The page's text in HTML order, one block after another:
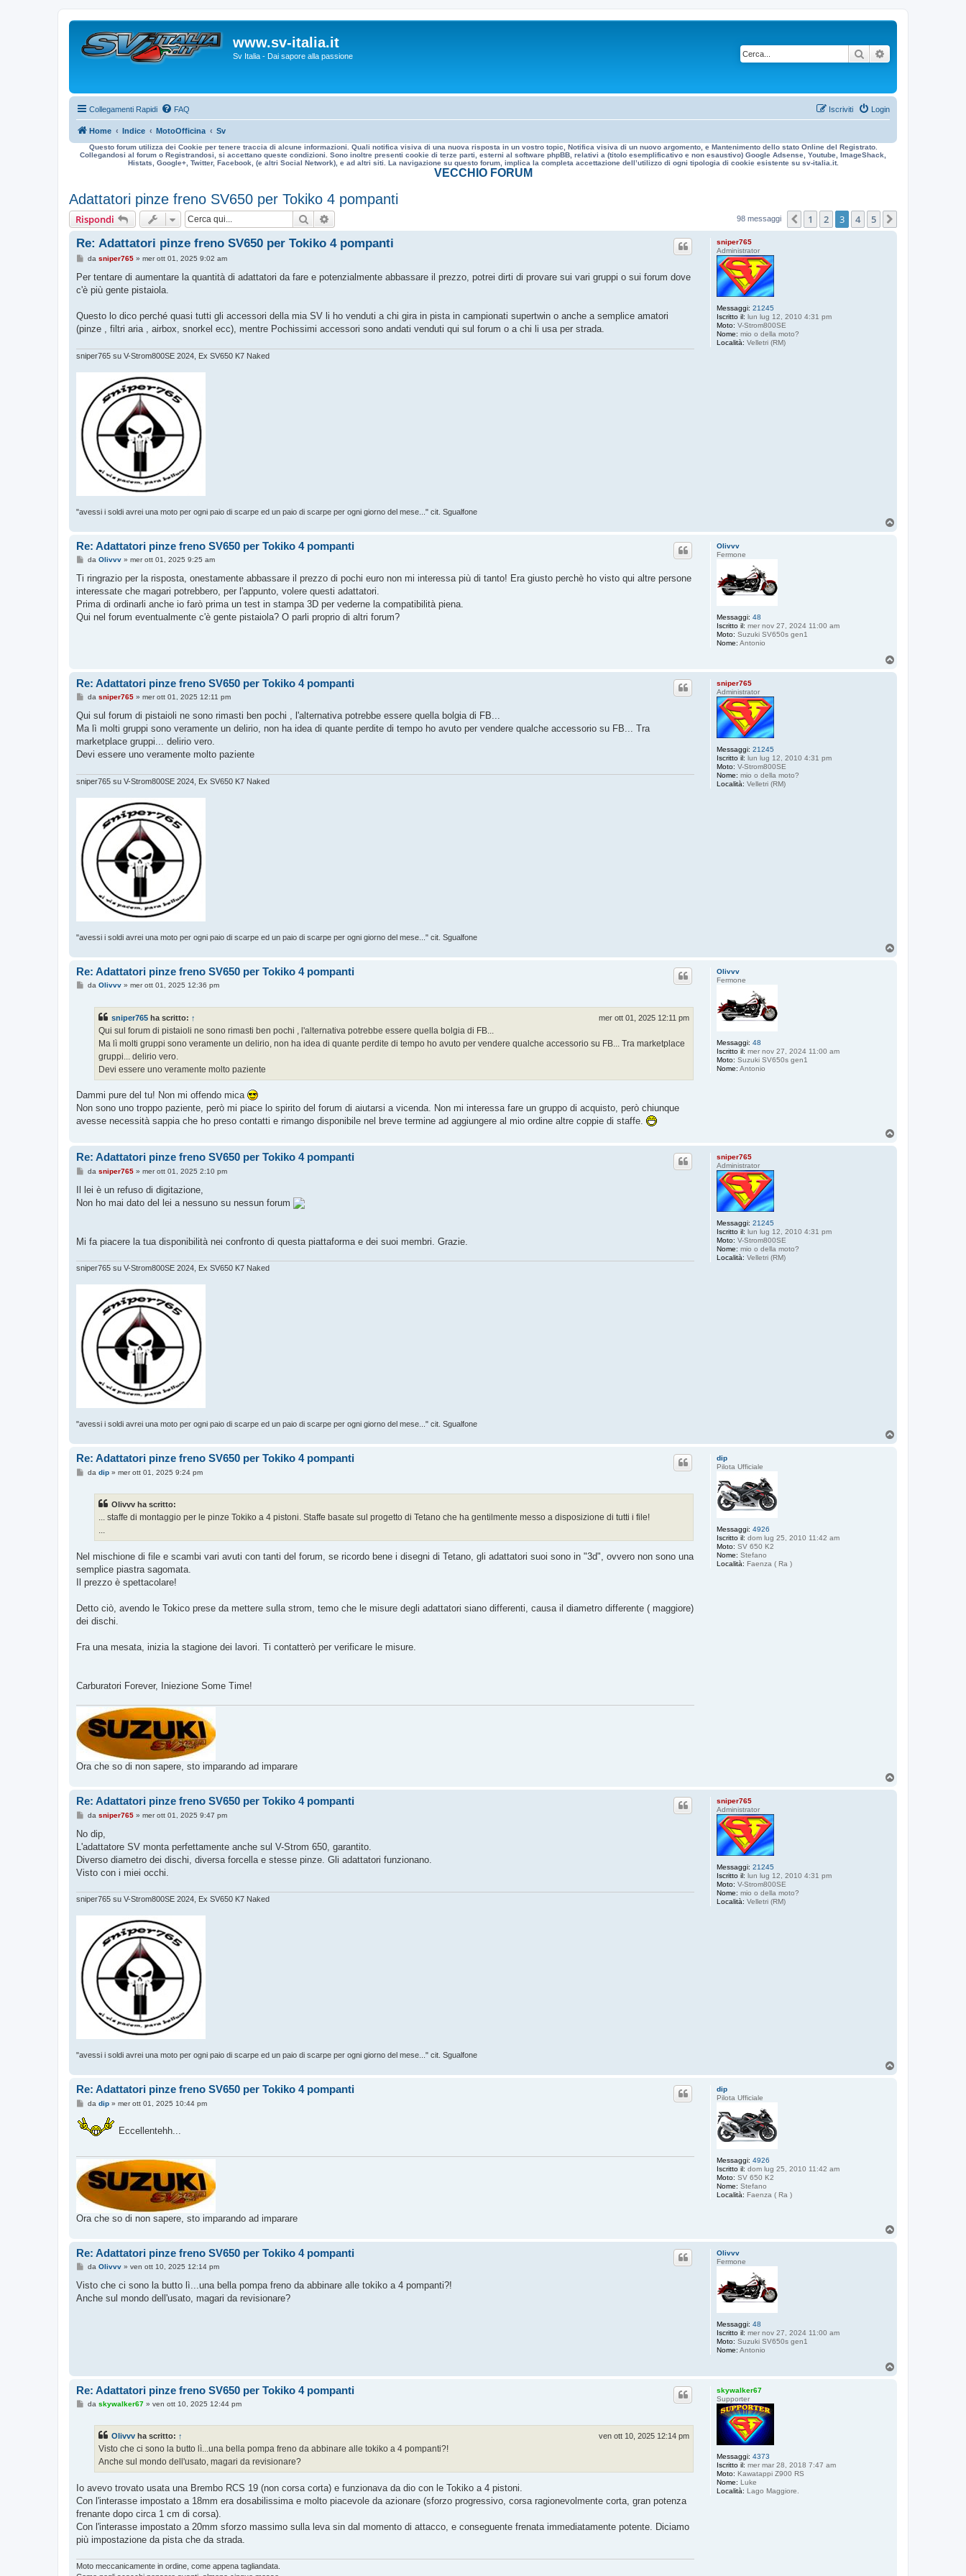
www.sv-italia.it
Sv Italia - Dai sapore alla passione Cerca
Collegamenti Rapidi FAQ Login
Iscriviti
Home Indice MotoOfficina Sv
Questo forum utilizza dei Cookie per tenere traccia di alcune informazioni. Quali notifica visiva di una nuova risposta in un vostro topic, Notifica visiva di un nuovo argomento, e Mantenimento dello stato Online del Registrato.
Collegandosi al forum o Registrandosi, si accettano queste condizioni. Sono inoltre presenti cookie di terze parti, esterni al software phpBB, relativi a (titolo esemplificativo e non esaustivo) Google Adsense, Youtube, ImageShack,
Histats, Google+, Twitter, Facebook, (e altri Social Network), e ad altri siti. La navigazione su questo forum, implica la completa accettazione dell’utilizzo di ogni tipologia di cookie esistente su sv-italia.it.
VECCHIO FORUM
Adattatori pinze freno SV650 per Tokiko 4 pompanti
Rispondi Cerca 98 messaggi Precedente
1 2 3 4 5
sniper765
Administrator
Messaggi: 21245
Iscritto il: lun lug 12, 2010 4:31 pm
Moto: V-Strom800SE
Nome: mio o della moto?
Località: Velletri (RM)
Re: Adattatori pinze freno SV650 per Tokiko 4 pompanti
M
s
a
i
o
da sniper765» mer ott 01, 2025 9:02 am
Per tentare di aumentare la quantità di adattatori da fare e potenzialmente abbassare il prezzo, potrei dirti di provare sui vari gruppi o sui forum dove
c'è più gente pistaiola.
Questo lo dico perché quasi tutti gli accessori della mia SV li ho venduti a chi gira in pista in campionati supertwin o anche a semplice amatori
(pinze , filtri aria , airbox, snorkel ecc), mentre Pochissimi accessori sono andati venduti qui sul forum o a chi li usa per strada.
sniper765 su V-Strom800SE 2024, Ex SV650 K7 Naked
"avessi i soldi avrei una moto per ogni paio di scarpe ed un paio di scarpe per ogni giorno del mese..." cit. Sgualfone
Olivvv
Fermone
Messaggi: 48
Iscritto il: mer nov 27, 2024 11:00 am
Moto: Suzuki SV650s gen1
Nome: Antonio
Re: Adattatori pinze freno SV650 per Tokiko 4 pompanti
M
s
a
g
i
da Olivvv» mer ott 01, 2025 9:25 am
Ti ringrazio per la risposta, onestamente abbassare il prezzo di pochi euro non mi interessa più di tanto! Era giusto perchè ho visto qui altre persone
interessate che magari potrebbero, per l'appunto, volere questi adattatori.
Prima di ordinarli anche io farò prima un test in stampa 3D per vederne la compatibilità piena.
Qui nel forum eventualmente c'è gente pistaiola? O parli proprio di altri forum?
sniper765
Administrator
Messaggi: 21245
Iscritto il: lun lug 12, 2010 4:31 pm
Moto: V-Strom800SE
Nome: mio o della moto?
Località: Velletri (RM)
Re: Adattatori pinze freno SV650 per Tokiko 4 pompanti
M
s
a
g
i
da sniper765» mer ott 01, 2025 12:11 pm
Qui sul forum di pistaioli ne sono rimasti ben pochi , l'alternativa potrebbe essere quella bolgia di FB...
Ma lì molti gruppi sono veramente un delirio, non ha idea di quante perdite di tempo ho avuto per vendere qualche accessorio su FB... Tra
marketplace gruppi... delirio vero.
Devi essere uno veramente molto paziente
sniper765 su V-Strom800SE 2024, Ex SV650 K7 Naked
"avessi i soldi avrei una moto per ogni paio di scarpe ed un paio di scarpe per ogni giorno del mese..." cit. Sgualfone
Olivvv
Fermone
Messaggi: 48
Iscritto il: mer nov 27, 2024 11:00 am
Moto: Suzuki SV650s gen1
Nome: Antonio
Re: Adattatori pinze freno SV650 per Tokiko 4 pompanti
Mda Olivvv» mer ott 01, 2025 12:36 pm
sniper765 ha scritto: ↑ mer ott 01, 2025 12:11 pm
Qui sul forum di pistaioli ne sono rimasti ben pochi , l'alternativa potrebbe essere quella bolgia di FB...
Ma lì molti gruppi sono veramente un delirio, non ha idea di quante perdite di tempo ho avuto per vendere qualche accessorio su FB... Tra marketplace
gruppi... delirio vero.
Devi essere uno veramente molto paziente
Dammi pure del tu! Non mi offendo mica
Non sono uno troppo paziente, però mi piace lo spirito del forum di aiutarsi a vicenda. Non mi interessa fare un gruppo di acquisto, però chiunque
avesse necessità sappia che ho preso contatti e rimango disponibile nel breve termine ad aggiungere al mio ordine altre coppie di staffe.
sniper765
Administrator
Messaggi: 21245
Iscritto il: lun lug 12, 2010 4:31 pm
Moto: V-Strom800SE
Nome: mio o della moto?
Località: Velletri (RM)
Re: Adattatori pinze freno SV650 per Tokiko 4 pompanti
M
s
a
o
da sniper765» mer ott 01, 2025 2:10 pm
Il lei è un refuso di digitazione,
Non ho mai dato del lei a nessuno su nessun forum
Mi fa piacere la tua disponibilità nei confronto di questa piattaforma e dei suoi membri. Grazie.
sniper765 su V-Strom800SE 2024, Ex SV650 K7 Naked
"avessi i soldi avrei una moto per ogni paio di scarpe ed un paio di scarpe per ogni giorno del mese..." cit. Sgualfone
dip
Pilota Ufficiale
Messaggi: 4926
Iscritto il: dom lug 25, 2010 11:42 am
Moto: SV 650 K2
Nome: Stefano
Località: Faenza ( Ra )
Re: Adattatori pinze freno SV650 per Tokiko 4 pompanti
Mda dip» mer ott 01, 2025 9:24 pm
Olivvv ha scritto:
... staffe di montaggio per le pinze Tokiko a 4 pistoni. Staffe basate sul progetto di Tetano che ha gentilmente messo a disposizione di tutti i file!
...
Nel mischione di file e scambi vari avuti con tanti del forum, se ricordo bene i disegni di Tetano, gli adattatori suoi sono in "3d", ovvero non sono una
semplice piastra sagomata.
Il prezzo è spettacolare!
Detto ciò, avendo le Tokico prese da mettere sulla strom, temo che le misure degli adattatori siano differenti, causa il diametro differente ( maggiore)
dei dischi.
Fra una mesata, inizia la stagione dei lavori. Ti contatterò per verificare le misure.
Carburatori Forever, Iniezione Some Time!
Ora che so di non sapere, sto imparando ad imparare
sniper765
Administrator
Messaggi: 21245
Iscritto il: lun lug 12, 2010 4:31 pm
Moto: V-Strom800SE
Nome: mio o della moto?
Località: Velletri (RM)
Re: Adattatori pinze freno SV650 per Tokiko 4 pompanti
M
s
a
g
i
da sniper765» mer ott 01, 2025 9:47 pm
No dip,
L'adattatore SV monta perfettamente anche sul V-Strom 650, garantito.
Diverso diametro dei dischi, diversa forcella e stesse pinze. Gli adattatori funzionano.
Visto con i miei occhi.
sniper765 su V-Strom800SE 2024, Ex SV650 K7 Naked
"avessi i soldi avrei una moto per ogni paio di scarpe ed un paio di scarpe per ogni giorno del mese..." cit. Sgualfone
dip
Pilota Ufficiale
Messaggi: 4926
Iscritto il: dom lug 25, 2010 11:42 am
Moto: SV 650 K2
Nome: Stefano
Località: Faenza ( Ra )
Re: Adattatori pinze freno SV650 per Tokiko 4 pompanti
M
s
s
o
da dip» mer ott 01, 2025 10:44 pm
Eccellentehh...
Ora che so di non sapere, sto imparando ad imparare
Olivvv
Fermone
Messaggi: 48
Iscritto il: mer nov 27, 2024 11:00 am
Moto: Suzuki SV650s gen1
Nome: Antonio
Re: Adattatori pinze freno SV650 per Tokiko 4 pompanti
M
s
a
da Olivvv» ven ott 10, 2025 12:14 pm
Visto che ci sono la butto lì...una bella pompa freno da abbinare alle tokiko a 4 pompanti?!
Anche sul mondo dell'usato, magari da revisionare?
skywalker67
Supporter
Messaggi: 4373
Iscritto il: mer mar 28, 2018 7:47 am
Moto: Kawatappi Z900 RS
Nome: Luke
Località: Lago Maggiore.
Re: Adattatori pinze freno SV650 per Tokiko 4 pompanti
Mda skywalker67» ven ott 10, 2025 12:44 pm
Olivvv ha scritto: ↑ ven ott 10, 2025 12:14 pm
Visto che ci sono la butto lì...una bella pompa freno da abbinare alle tokiko a 4 pompanti?!
Anche sul mondo dell'usato, magari da revisionare?
Io avevo trovato usata una Brembo RCS 19 (non corsa corta) e funzionava da dio con le Tokiko a 4 pistoni.
Con l'interasse impostato a 18mm era dosabilissima e molto piacevole da azionare (sforzo progressivo, corsa ragionevolmente corta, gran potenza
frenante dopo circa 1 cm di corsa).
Con l'interasse impostato a 20mm sforzo massimo sulla leva sin dal momento di attacco, e conseguente frenata immediatamente potente. Diciamo
più impostazione da pista che da strada.
Moto meccanicamente in ordine, come appena tagliandata.